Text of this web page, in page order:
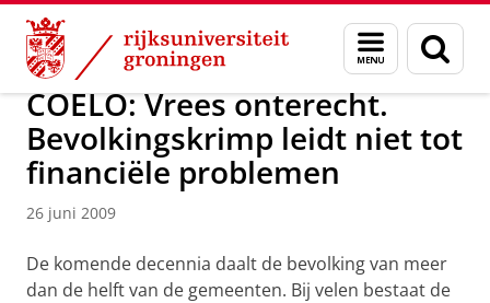
Skip
Content
Skip
Navigation
Menu
en
zoeken
Over ons Actueel Nieuws Nieuwsberichten
COELO: Vrees onterecht.
Bevolkingskrimp leidt niet tot
financiële problemen
26 juni 2009
De komende decennia daalt de bevolking van meer
dan de helft van de gemeenten. Bij velen bestaat de